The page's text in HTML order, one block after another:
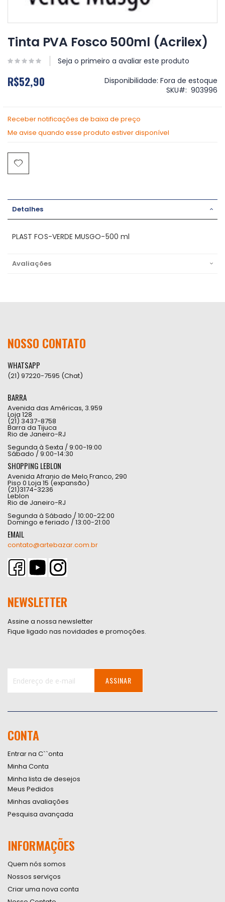
para
o
da
de
Tinta PVA Fosco 500ml (Acrilex)
Seja o primeiro a avaliar este produto
R$52,90 Disponibilidade: Fora de estoque
SKU
903996
Receber notificações de baixa de preço
Me avise quando esse produto estiver disponível
Detalhes
PLAST FOS-VERDE MUSGO-500 ml
Avaliações
NOSSO CONTATO
WHATSAPP
(21) 97220-7595 (Chat)
BARRA
Avenida das Américas, 3.959
Loja 128
(21) 3437-8758
Barra da Tijuca
Rio de Janeiro-RJ
Segunda à Sexta / 9:00-19:00
Sábado / 9:00-14:30
SHOPPING LEBLON
Avenida Afranio de Melo Franco, 290
Piso 0 Loja 15 (expansão)
(21)3174-3236
Leblon
Rio de Janeiro-RJ
Segunda à Sábado / 10:00-22:00
Domingo e feriado / 13:00-21:00
EMAIL
contato@artebazar.com.br
NEWSLETTER
Assine a nossa newsletter
Fique ligado nas novidades e promoções.
Newsletter:
ASSINAR
CONTA
Entrar na C``onta
Minha Conta
Minha lista de desejos
Meus Pedidos
Minhas avaliações
Pesquisa avançada
INFORMAÇÕES
Quem nós somos
Nossos serviços
Criar uma nova conta